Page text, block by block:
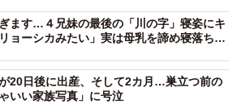
ます…４兄妹の最後の「川の字」寝姿にキ
ョーシカみたい」実は母乳を諦め寝落ちし
20日後に出産、そして2カ月…巣立つ前の
いい家族写真」に号泣